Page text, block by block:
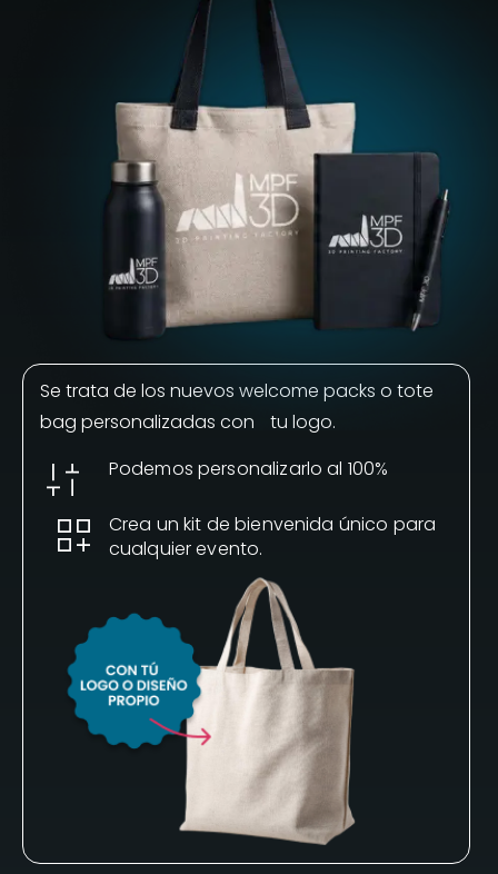
Se trata de los nuevos welcome packs o tote
bag personalizadas con tu logo.
Podemos personalizarlo al 100%
Crea un kit de bienvenida único para
cualquier evento.